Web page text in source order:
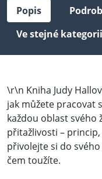
Popis
Ve stejné kategorii
\r\n Kniha Judy
jak můžete pracovat
každou oblast svého
přitažlivosti –
přivolejte si do
čem toužíte.